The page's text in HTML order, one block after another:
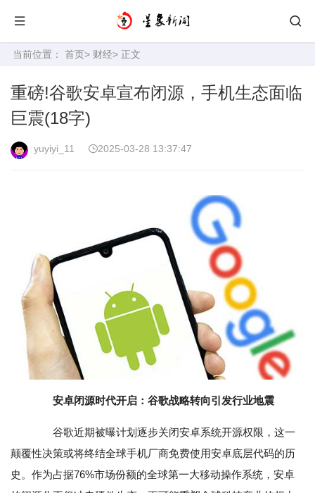
当前位置： 首页> 财经> 正文
重磅!谷歌安卓宣布闭源，手机生态面临
巨震‌(18字)
yuyiyi_11 2025-03-28 13:37:47
安卓闭源时代开启：谷歌战略转向引发行业地震‌
谷歌近期被曝计划逐步关闭安卓系统开源权限，这一
颠覆性决策或将终结全球手机厂商免费使用安卓底层代码的历
史。作为占据76%市场份额的全球第一大移动操作系统，安卓